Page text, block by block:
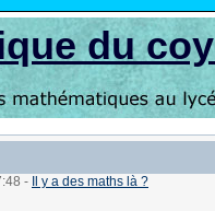
du
-
Il y a des maths là ?